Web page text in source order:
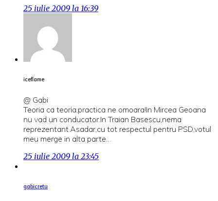
25 iulie 2009 la 16:39
iceflame
@ Gabi
Teoria ca teoria,practica ne omoara!In Mircea Geoana
nu vad un conducator.In Traian Basescu,nema
reprezentant.Asadar,cu tot respectul pentru PSD,votul
meu merge in alta parte…
25 iulie 2009 la 23:45
gabicretu